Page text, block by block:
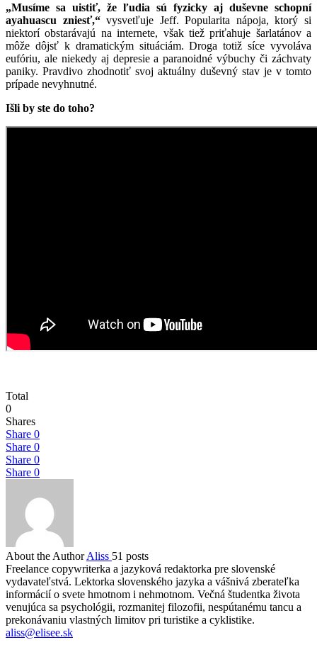
„Musíme sa uistiť, že ľudia sú fyzicky aj duševne schopní
ayahuascu zniesť,“vysvetľuje Jeff. Popularita nápoja, ktorý si
niektorí obstarávajú na internete, však tiež priťahuje šarlatánov a
môže dôjsť k dramatickým situáciám. Droga totiž síce vyvoláva
eufóriu, ale niekedy aj depresie a paranoidné výbuchy či záchvaty
paniky. Pravdivo zhodnotiť svoj aktuálny duševný stav je v tomto
prípade nevyhnutné.
Išli by ste do toho?
Total
0
Shares
Share 0
Share 0
Share 0
Share 0
About the Author Aliss 51 posts
Freelance copywriterka a jazyková redaktorka pre slovenské
vydavateľstvá. Lektorka slovenského jazyka a vášnivá zberateľka
informácií o svete hmotnom i nehmotnom. Večná študentka života
venujúca sa psychológii, rozmanitej filozofii, nespútanému tancu a
prekonávaniu vlastných limitov pri turistike a cyklistike.
aliss@elisee.sk